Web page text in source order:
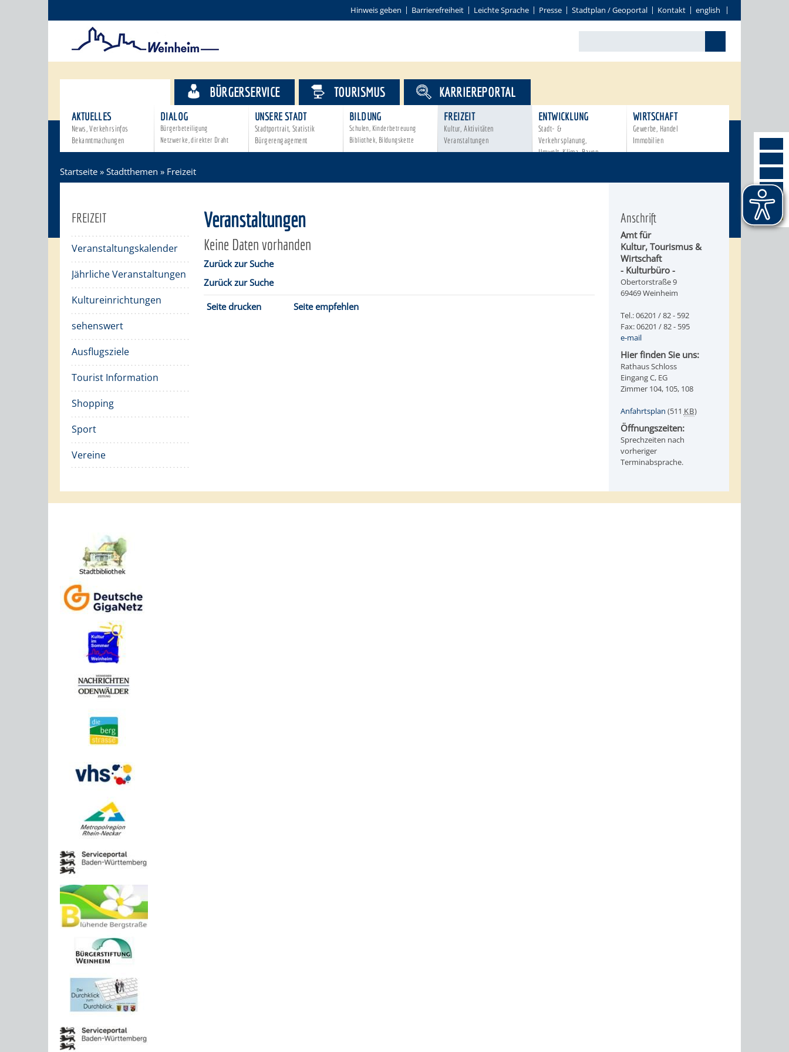
Hinweis geben Barrierefreiheit Leichte Sprache Presse Stadtplan / Geoportal Kontakt english
AKTUELLES
News, Verkehrsinfos
Bekanntmachungen
DIALOG
Bürgerbeteiligung
Netzwerke, direkter Draht
UNSERE STADT
Stadtportrait, Statistik
Bürgerengagement
BILDUNG
Schulen, Kinderbetreuung
Bibliothek, Bildungskette
FREIZEIT
Kultur, Aktivitäten
Veranstaltungen
ENTWICKLUNG
Stadt- &
Verkehrsplanung,
Umwelt, Klima, Bauen
WIRTSCHAFT
Gewerbe, Handel
Immobilien
BÜRGERSERVICE TOURISMUS KARRIEREPORTAL
Startseite » Stadtthemen » Freizeit
FREIZEIT
Veranstaltungskalender
Jährliche Veranstaltungen
Kultureinrichtungen
sehenswert
Ausflugsziele
Tourist Information
Shopping
Sport
Vereine
Veranstaltungen
Keine Daten vorhanden
Zurück zur Suche
Zurück zur Suche
Seite drucken Seite empfehlen
Anschrift
Amt für
Kultur, Tourismus &
Wirtschaft
- Kulturbüro -
Obertorstraße 9
69469 Weinheim
Tel.: 06201 / 82 - 592
Fax: 06201 / 82 - 595
e-mail
Hier finden Sie uns:
Rathaus Schloss
Eingang C, EG
Zimmer 104, 105, 108
Anfahrtsplan (511 KB)
Öffnungszeiten:
Sprechzeiten nach
vorheriger
Terminabsprache.